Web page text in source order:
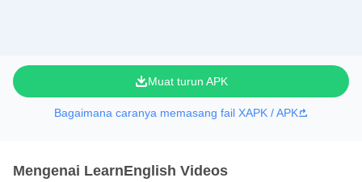
Muat turun APK
Bagaimana caranya memasang fail XAPK / APK
Mengenai LearnEnglish Videos